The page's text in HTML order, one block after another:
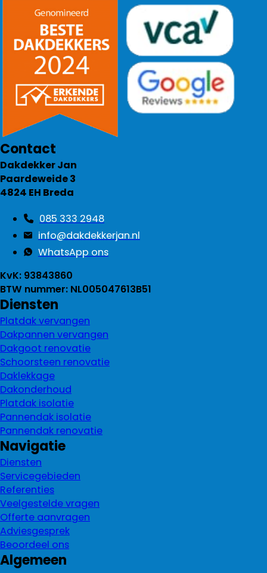
Contact
Dakdekker Jan
Paardeweide 3
4824 EH Breda
085 333 2948
info@dakdekkerjan.nl
WhatsApp ons
KvK: 93843860
BTW nummer: NL005047613B51
Diensten
Platdak vervangen
Dakpannen vervangen
Dakgoot renovatie
Schoorsteen renovatie
Daklekkage
Dakonderhoud
Platdak isolatie
Pannendak isolatie
Pannendak renovatie
Navigatie
Diensten
Servicegebieden
Referenties
Veelgestelde vragen
Offerte aanvragen
Adviesgesprek
Beoordeel ons
Algemeen